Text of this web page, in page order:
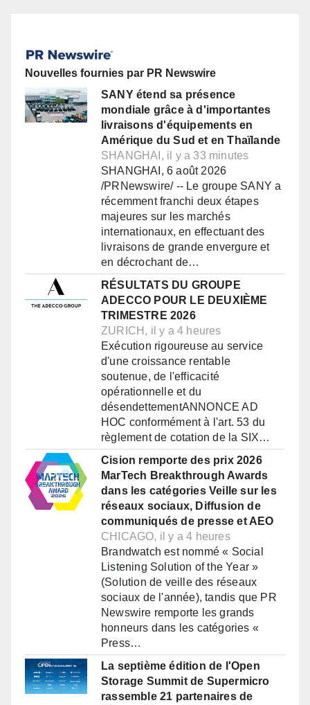
Nouvelles fournies par PR Newswire
SANY étend sa présence
mondiale grâce à d'importantes
livraisons d'équipements en
Amérique du Sud et en Thaïlande
SHANGHAI, il y a 33 minutes
SHANGHAI, 6 août 2026
/PRNewswire/ -- Le groupe SANY a
récemment franchi deux étapes
majeures sur les marchés
internationaux, en effectuant des
livraisons de grande envergure et
en décrochant de…
RÉSULTATS DU GROUPE
ADECCO POUR LE DEUXIÈME
TRIMESTRE 2026
ZURICH, il y a 4 heures
Exécution rigoureuse au service
d'une croissance rentable
soutenue, de l'efficacité
opérationnelle et du
désendettementANNONCE AD
HOC conformément à l'art. 53 du
règlement de cotation de la SIX…
Cision remporte des prix 2026
MarTech Breakthrough Awards
dans les catégories Veille sur les
réseaux sociaux, Diffusion de
communiqués de presse et AEO
CHICAGO, il y a 4 heures
Brandwatch est nommé « Social
Listening Solution of the Year »
(Solution de veille des réseaux
sociaux de l'année), tandis que PR
Newswire remporte les grands
honneurs dans les catégories «
Press…
La septième édition de l'Open
Storage Summit de Supermicro
rassemble 21 partenaires de